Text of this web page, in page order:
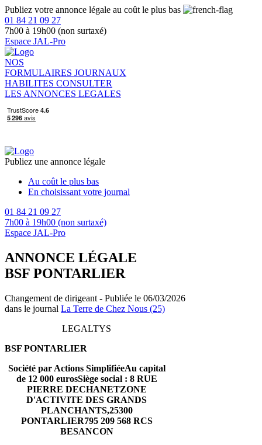
Publiez votre annonce légale au coût le plus bas
01 84 21 09 27
7h00 à 19h00 (non surtaxé)
Espace JAL-Pro
NOS
FORMULAIRES JOURNAUX
HABILITES CONSULTER
LES ANNONCES LEGALES
Publiez une annonce légale
Au coût le plus bas
En choisissant votre journal
01 84 21 09 27
7h00 à 19h00 (non surtaxé)
Espace JAL-Pro
ANNONCE LÉGALE
BSF PONTARLIER
Changement de dirigeant - Publiée le 06/03/2026
dans le journal La Terre de Chez Nous (25)
LEGALTYS
BSF PONTARLIER
Société par Actions SimplifiéeAu capital
de 12 000 eurosSiège social : 8 RUE
PIERRE DECHANETZONE
D'ACTIVITE DES GRANDS
PLANCHANTS,25300
PONTARLIER795 209 568 RCS
BESANCON